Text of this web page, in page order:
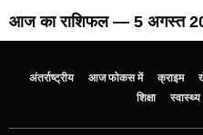
आज का राशिफल — 5 अगस्त
अंतर्राष्ट्रीय आज फोकस में क्राइम
शिक्षा
स्वास्थ्य